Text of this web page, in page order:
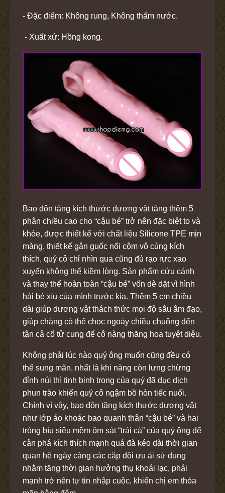
- Đặc điểm: Không rung, Không thấm nước.
- Xuất xứ: Hồng kong.
Bao đôn tăng kích thước dương vật tăng thêm 5
phân chiều cao cho “cậu bé” trở nên đặc biệt to và
khỏe, được thiết kế với chất liệu Silicone TPE mịn
màng, thiết kế gân guốc nổi cộm vô cùng kích
thích, quý cô chỉ nhìn qua cũng đủ rạo rực xao
xuyến không thể kiềm lòng. Sản phẩm cứu cánh
và thay thế hoàn toàn “cậu bé” vốn dè dặt vì hình
hài bé xíu của mình trước kia. Thêm 5 cm chiều
dài giúp dương vật thách thức mọi độ sâu âm đạo,
giúp chàng có thể chọc ngoáy chiều chuộng đến
tận cả cổ tử cung để cô nàng thăng hoa tuyệt diệu.
Không phải lúc nào quý ông muốn cũng đều có
thể sung mãn, nhất là khi nàng còn lưng chừng
đỉnh núi thì tinh binh trong của quý đã dục dịch
phun trào khiến quý cô ngậm bồ hòn tiếc nuối.
Chính vì vậy, bao đôn tăng kích thước dương vật
như lớp áo khoác bao quanh thân “cậu bé” và hai
tròng bìu siêu mềm ôm sát “trái cà” của quý ông để
cản phá kích thích mạnh quá đà kéo dài thời gian
quan hệ ngày càng các cặp đôi ưu ái sử dụng
nhằm tăng thời gian hưởng thụ khoái lạc, phái
mạnh trở nên tự tin nhập cuộc, khiến chị em thỏa